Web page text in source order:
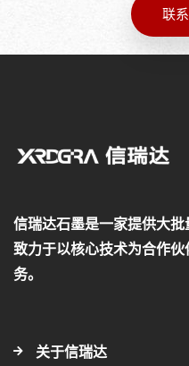
联
信瑞达石墨是一家提供大批
致力于以核心技术为合作
务。
关于信瑞达